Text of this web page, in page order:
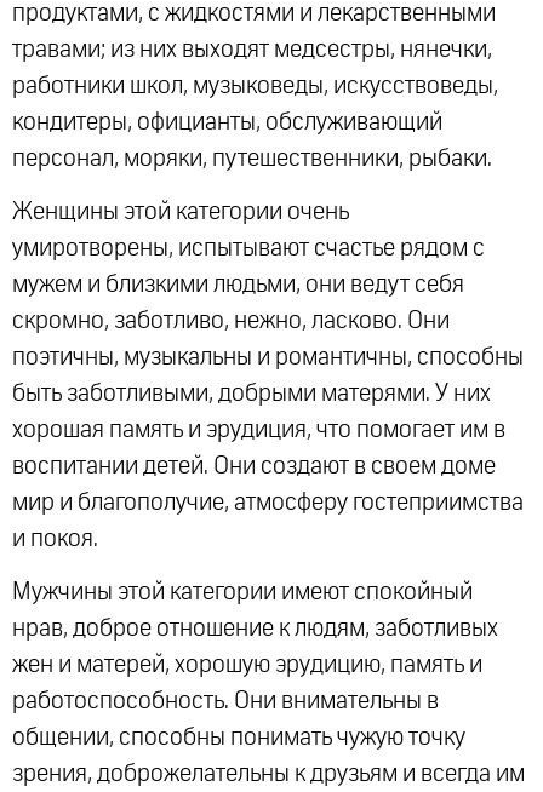
продуктами, с жидкостями и лекарственными
травами; из них выходят медсестры, нянечки,
работники школ, музыковеды, искусствоведы,
кондитеры, официанты, обслуживающий
персонал, моряки, путешественники, рыбаки.
Женщины этой категории очень
умиротворены, испытывают счастье рядом с
мужем и близкими людьми, они ведут себя
скромно, заботливо, нежно, ласково. Они
поэтичны, музыкальны и романтичны, способны
быть заботливыми, добрыми матерями. У них
хорошая память и эрудиция, что помогает им в
воспитании детей. Они создают в своем доме
мир и благополучие, атмосферу гостеприимства
и покоя.
Мужчины этой категории имеют спокойный
нрав, доброе отношение к людям, заботливых
жен и матерей, хорошую эрудицию, память и
работоспособность. Они внимательны в
общении, способны понимать чужую точку
зрения, доброжелательны к друзьям и всегда им